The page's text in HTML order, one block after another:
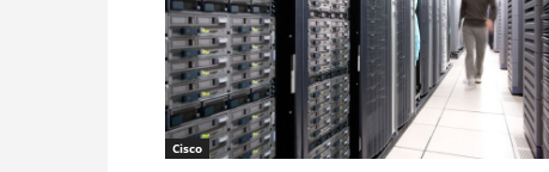
Cisco